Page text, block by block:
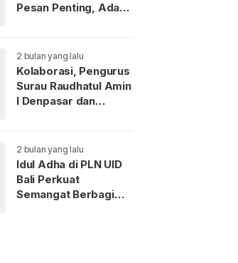
Pesan Penting, Ada
2 bulan yang lalu
Kolaborasi, Pengurus
Surau Raudhatul Amin
I Denpasar dan
Hewan Kurban
2 bulan yang lalu
Idul Adha di PLN UID
Bali Perkuat
Semangat Berbagi